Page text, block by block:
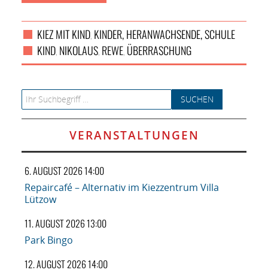
KIEZ MIT KIND, KINDER, HERANWACHSENDE, SCHULE
KIND, NIKOLAUS, REWE, ÜBERRASCHUNG
Search for:
VERANSTALTUNGEN
6. AUGUST 2026 14:00
Repaircafé – Alternativ im Kiezzentrum Villa
Lützow
11. AUGUST 2026 13:00
Park Bingo
12. AUGUST 2026 14:00